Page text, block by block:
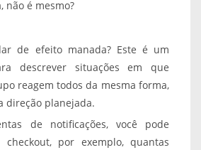
não é mesmo?
de efeito manada? Este é um
descrever situações em que
reagem todos da mesma forma,
direção planejada.
de notificações, você pode
por exemplo, quantas